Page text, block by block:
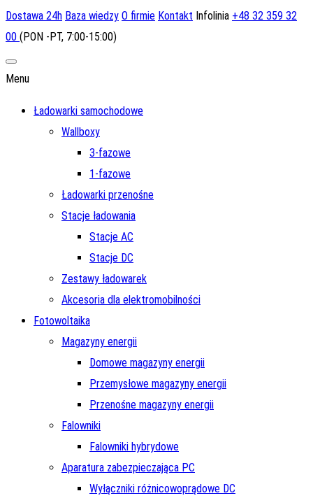
Dostawa 24h Baza wiedzy O firmie Kontakt Infolinia +48 32 359 32
00 (PON -PT, 7:00-15:00)
Menu
Ładowarki samochodowe
Wallboxy
3-fazowe
1-fazowe
Ładowarki przenośne
Stacje ładowania
Stacje AC
Stacje DC
Zestawy ładowarek
Akcesoria dla elektromobilności
Fotowoltaika
Magazyny energii
Domowe magazyny energii
Przemysłowe magazyny energii
Przenośne magazyny energii
Falowniki
Falowniki hybrydowe
Aparatura zabezpieczająca PC
Wyłączniki różnicowoprądowe DC